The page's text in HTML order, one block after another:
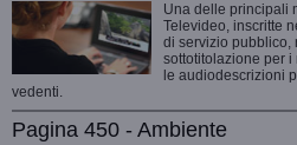
Una delle principali
Televideo, inscritte
di servizio pubblico,
sottotitolazione per i
le audiodescrizioni
vedenti.
Pagina 450 - Ambiente